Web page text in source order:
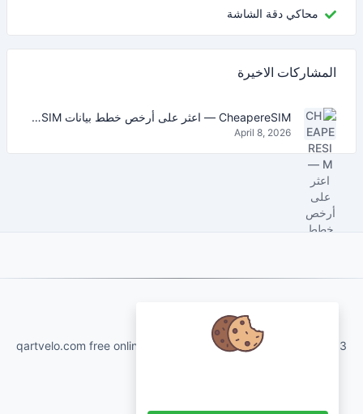
محاكي دقة الشاشة
المشاركات الاخيرة
CheapereSIM — اعثر على أرخص خطط بيانات eSIM للسفر في 2026
April 8, 2026
qartvelo.com free online tools and services made by KAKHA13